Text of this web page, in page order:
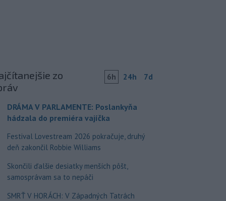
zo
6h 24h 7d
DRÁMA V PARLAMENTE: Poslankyňa
hádzala do premiéra vajíčka
Festival Lovestream 2026 pokračuje, druhý
deň zakončil Robbie Williams
Skončili ďalšie desiatky menších pôšt,
samosprávam sa to nepáči
SMRŤ V HORÁCH: V Západných Tatrách